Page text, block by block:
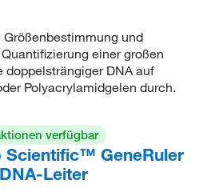
Größenbestimmung und
einer großen
doppelsträngiger DNA auf
Polyacrylamidgelen durch.
verfügbar
Scientific™ GeneRuler
Leiter